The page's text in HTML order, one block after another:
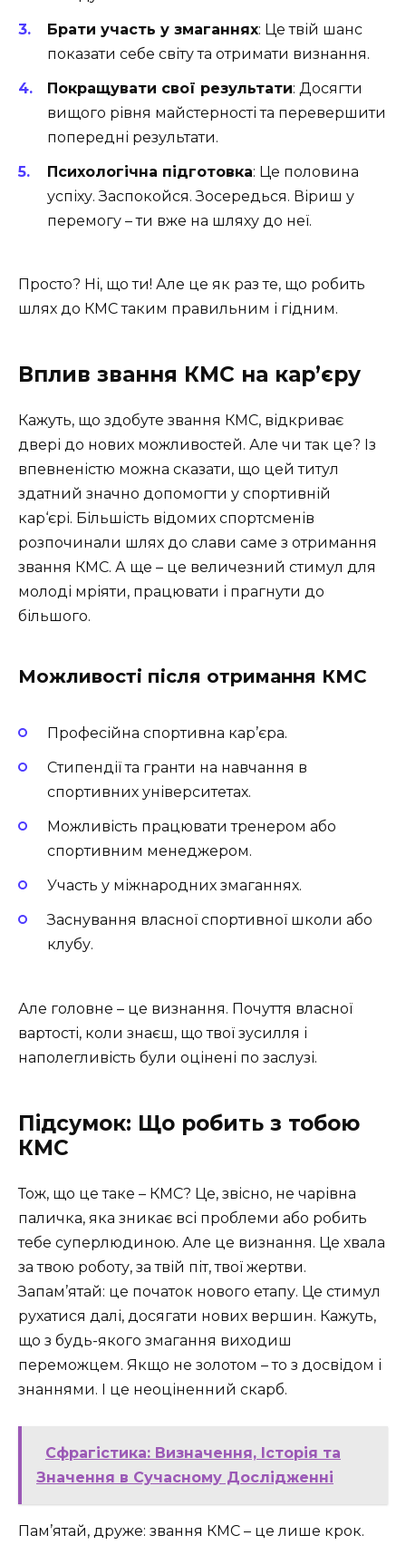
Брати участь у змаганнях: Це твій шанс
показати себе світу та отримати визнання.
Покращувати свої результати: Досягти
вищого рівня майстерності та перевершити
попередні результати.
Психологічна підготовка: Це половина
успіху. Заспокойся. Зосередься. Віриш у
перемогу – ти вже на шляху до неї.
Просто? Ні, що ти! Але це як раз те, що робить
шлях до КМС таким правильним і гідним.
Вплив звання КМС на кар’єру
Кажуть, що здобуте звання КМС, відкриває
двері до нових можливостей. Але чи так це? Із
впевненістю можна сказати, що цей титул
здатний значно допомогти у спортивній
кар‘єрі. Більшість відомих спортсменів
розпочинали шлях до слави саме з отримання
звання КМС. А ще – це величезний стимул для
молоді мріяти, працювати і прагнути до
більшого.
Можливості після отримання КМС
Професійна спортивна кар’єра.
Стипендії та гранти на навчання в
спортивних університетах.
Можливість працювати тренером або
спортивним менеджером.
Участь у міжнародних змаганнях.
Заснування власної спортивної школи або
клубу.
Але головне – це визнання. Почуття власної
вартості, коли знаєш, що твої зусилля і
наполегливість були оцінені по заслузі.
Підсумок: Що робить з тобою
КМС
Тож, що це таке – КМС? Це, звісно, не чарівна
паличка, яка зникає всі проблеми або робить
тебе суперлюдиною. Але це визнання. Це хвала
за твою роботу, за твій піт, твої жертви.
Запам’ятай: це початок нового етапу. Це стимул
рухатися далі, досягати нових вершин. Кажуть,
що з будь-якого змагання виходиш
переможцем. Якщо не золотом – то з досвідом і
знаннями. І це неоціненний скарб.
Сфрагістика: Визначення, Історія та
Значення в Сучасному Дослідженні
Пам’ятай, друже: звання КМС – це лише крок.